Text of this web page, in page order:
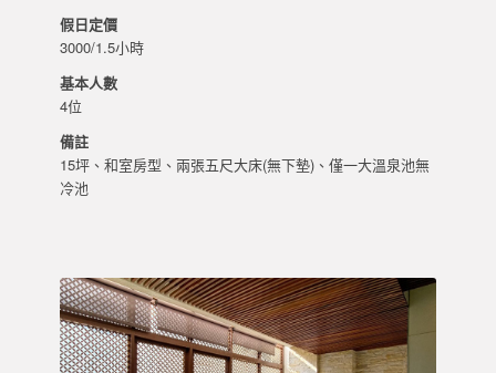
假日定價
3000/1.5小時
基本人數
4位
備註
15坪、和室房型、兩張五尺大床(無下墊)、僅一大溫泉池無
冷池